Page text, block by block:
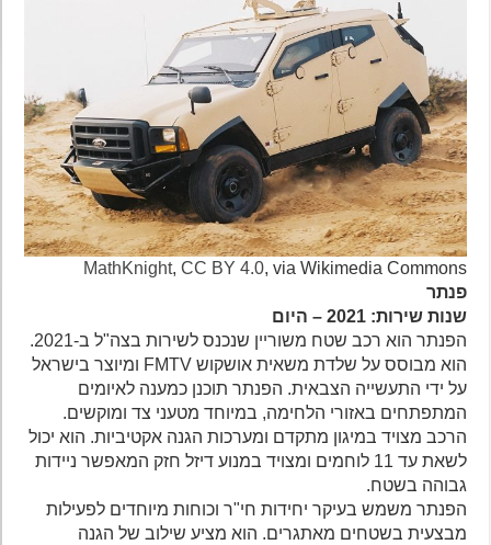
MathKnight,CC BY 4.0, via Wikimedia Commons
פנתר
שנות שירות: 2021 – היום
הפנתר הוא רכב שטח משוריין שנכנס לשירות בצה"ל ב-2021.
הוא מבוסס על שלדת משאית אושקוש FMTV ומיוצר בישראל
על ידי התעשייה הצבאית. הפנתר תוכנן כמענה לאיומים
המתפתחים באזורי הלחימה, במיוחד מטעני צד ומוקשים.
הרכב מצויד במיגון מתקדם ומערכות הגנה אקטיביות. הוא יכול
לשאת עד 11 לוחמים ומצויד במנוע דיזל חזק המאפשר ניידות
גבוהה בשטח.
הפנתר משמש בעיקר יחידות חי"ר וכוחות מיוחדים לפעילות
מבצעית בשטחים מאתגרים. הוא מציע שילוב של הגנה